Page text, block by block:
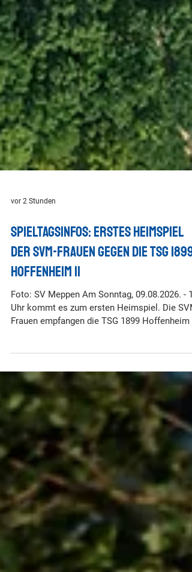
vor 2 Stunden
Spieltagsinfos: Erstes Heimspiel
der SVM-Frauen gegen die TSG 1899
Hoffenheim ii
Foto: SV Meppen Am Sonntag, 09.08.2026. - 11
Wichtigsten Infos: • Die Hänsch-Arena öffnet
um 10:00 Uhr die Stadiontore. • Es wird
ausschließlich die „Kasse Jahnstrasse“
geöffnet sein. Wir bitten um frühzeitige
• Wenn möglich, bitte die Tickets im VVK (z.B.
bei TIM, Tankstelle Lanfer) oder online:
https://t1p.de/vqlle sichern! • Der Eintrit